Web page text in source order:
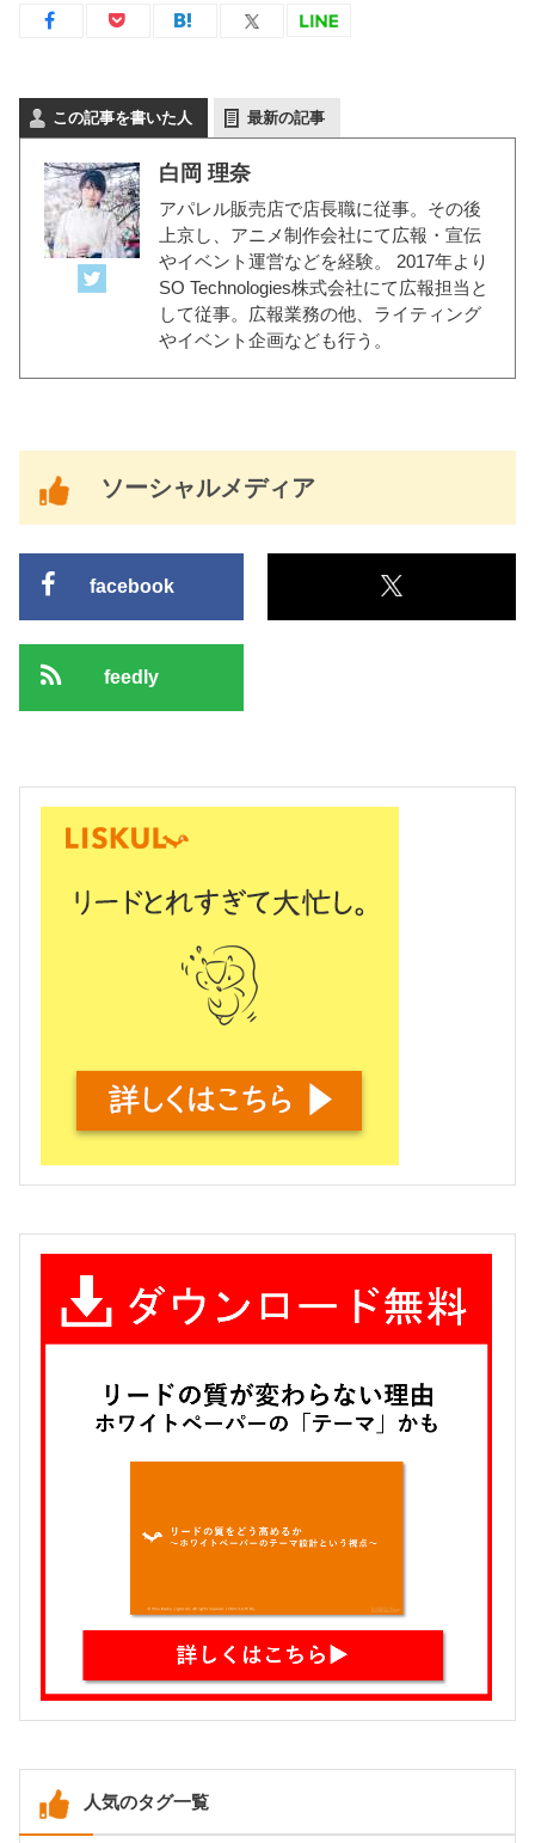
この記事を書いた人 最新の記事
白岡 理奈
アパレル販売店で店長職に従事。その後
上京し、アニメ制作会社にて広報・宣伝
やイベント運営などを経験。 2017年より
SO Technologies株式会社にて広報担当と
して従事。広報業務の他、ライティング
やイベント企画なども行う。
ソーシャルメディア
facebook
feedly
人気のタグ一覧